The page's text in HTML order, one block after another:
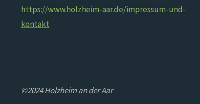
https://www.holzheim-aar.de/impressum-und-
kontakt
©2024 Holzheim an der Aar